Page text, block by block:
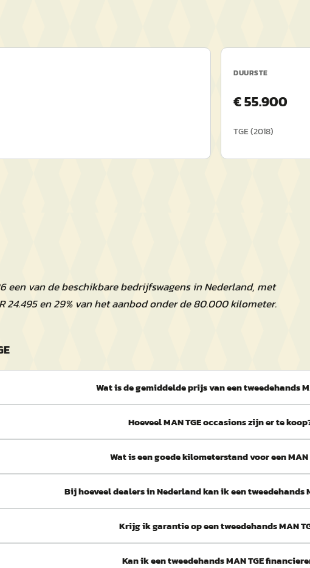
DUURSTE
€55.900
TGE(2018)
een van de beschikbare bedrijfswagens in Nederland, met
24.495 en 29% van het aanbod onder de 80.000 kilometer.
Wat is de gemiddelde prijs van een tweedehands
Hoeveel MAN TGE occasions zijn er te
Wat is een goede kilometerstand voor een MAN
Bij hoeveel dealers in Nederland kan ik een tweedehands
Krijg ik garantie op een tweedehands MAN
Kan ik een tweedehands MAN TGE